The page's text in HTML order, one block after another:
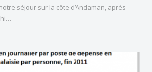
séjour sur la côte d’Andaman, après